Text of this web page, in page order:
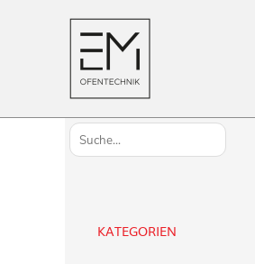
S
u
KATEGORIEN